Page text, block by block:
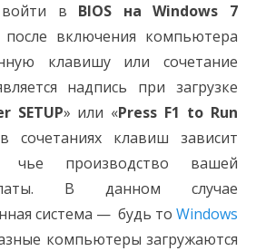
в BIOS на Windows 7
после включения компьютера
клавишу или сочетание
надпись при загрузке
SETUP» или «Press F1 to Run
сочетаниях клавиш зависит
производство вашей
В данном случае
система — будь то Windows
компьютеры загружаются